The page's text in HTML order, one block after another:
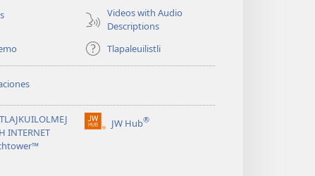
Videos with Audio
Descriptions
Tlapaleuilistli
INTERNET
JW Hub®
(xiktlapo